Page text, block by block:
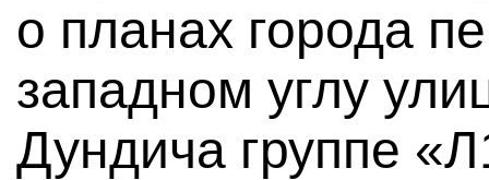
о планах города
западном углу
Дундича группе